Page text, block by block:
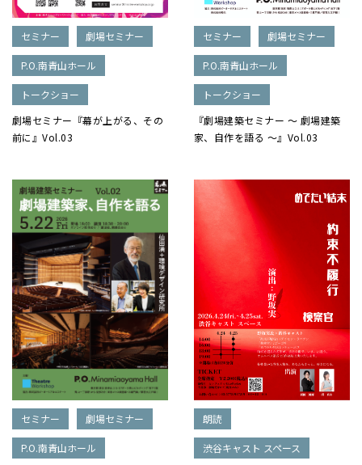
セミナー 劇場セミナー
P.O.南青山ホール
トークショー
劇場セミナー『幕が上がる、その
前に』Vol.03
セミナー 劇場セミナー
P.O.南青山ホール
トークショー
『劇場建築セミナー ～ 劇場建築
家、自作を語る ～』Vol.03
セミナー 劇場セミナー
P.O.南青山ホール
朗読
渋谷キャスト スペース